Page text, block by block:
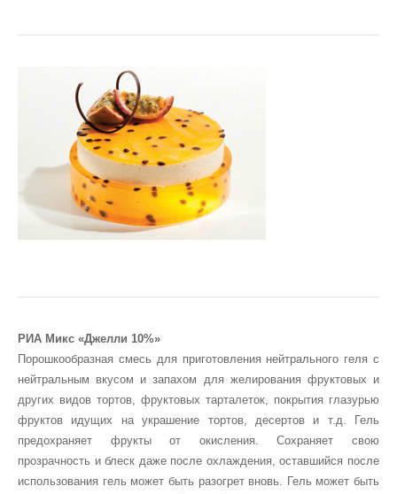
РИА Микс «Джелли 10%»
Порошкообразная смесь для приготовления нейтрального геля с
нейтральным вкусом и запахом для желирования фруктовых и
других видов тортов, фруктовых тарталеток, покрытия глазурью
фруктов идущих на украшение тортов, десертов и т.д. Гель
предохраняет фрукты от окисления. Сохраняет свою
прозрачность и блеск даже после охлаждения, оставшийся после
использования гель может быть разогрет вновь. Гель может быть